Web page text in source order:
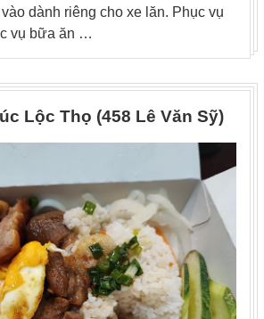
dành riêng cho xe lăn. Phục vụ
vụ bữa ăn …
Lộc Thọ (458 Lê Văn Sỹ)